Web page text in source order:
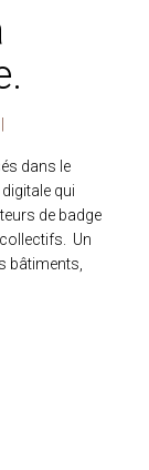
dans le
qui
de badge
Un
bâtiments,